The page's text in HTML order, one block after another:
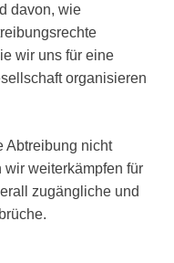
davon, wie
wir uns für eine
organisieren
Abtreibung nicht
weiterkämpfen für
zugängliche und